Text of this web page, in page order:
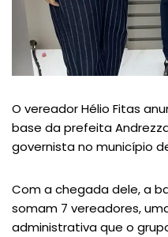
O vereador Hélio Fitas
base da prefeita
governista no município
Com a chegada dele, a
somam 7 vereadores,
administrativa que o